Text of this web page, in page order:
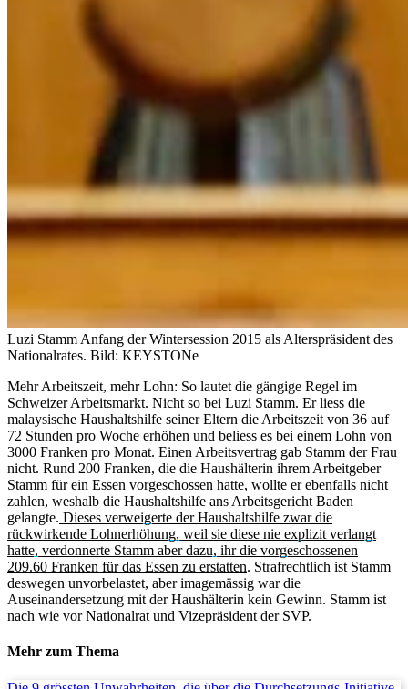
Luzi Stamm Anfang der Wintersession 2015 als Alterspräsident des
Nationalrates. Bild: KEYSTONe
Mehr Arbeitszeit, mehr Lohn: So lautet die gängige Regel im
Schweizer Arbeitsmarkt. Nicht so bei Luzi Stamm. Er liess die
malaysische Haushaltshilfe seiner Eltern die Arbeitszeit von 36 auf
72 Stunden pro Woche erhöhen und beliess es bei einem Lohn von
3000 Franken pro Monat. Einen Arbeitsvertrag gab Stamm der Frau
nicht. Rund 200 Franken, die die Haushälterin ihrem Arbeitgeber
Stamm für ein Essen vorgeschossen hatte, wollte er ebenfalls nicht
zahlen, weshalb die Haushaltshilfe ans Arbeitsgericht Baden
gelangte. Dieses verweigerte der Haushaltshilfe zwar die
rückwirkende Lohnerhöhung, weil sie diese nie explizit verlangt
hatte, verdonnerte Stamm aber dazu, ihr die vorgeschossenen
209.60 Franken für das Essen zu erstatten. Strafrechtlich ist Stamm
deswegen unvorbelastet, aber imagemässig war die
Auseinandersetzung mit der Haushälterin kein Gewinn. Stamm ist
nach wie vor Nationalrat und Vizepräsident der SVP.
Mehr zum Thema